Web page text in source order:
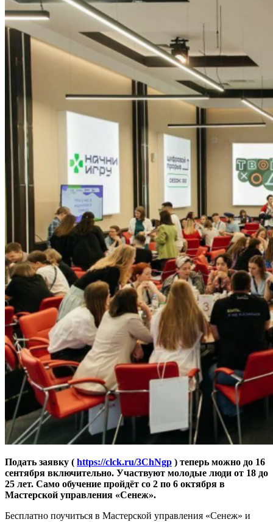
Подать заявку ( https://clck.ru/3ChNgp ) теперь можно до 16
сентября включительно. Участвуют молодые люди от 18 до
25 лет. Само обучение пройдёт со 2 по 6 октября в
Мастерской управления «Сенеж».
Бесплатно поучиться в Мастерской управления «Сенеж» и